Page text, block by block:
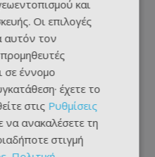
και
Οι επιλογές
αυτόν τον
σε έννομο
έχετε το
στις Ρυθμίσεις
να ανακαλέσετε τη
στιγμή